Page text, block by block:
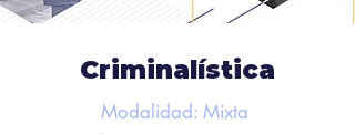
Criminalística
Modalidad: Mixta